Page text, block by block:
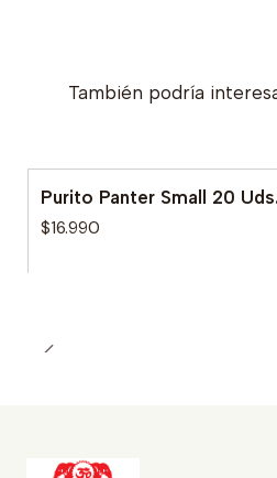
También podría
Purito Panter Small 20
$16.990